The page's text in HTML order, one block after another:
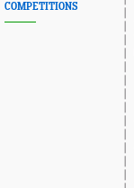
COMPETITIONS